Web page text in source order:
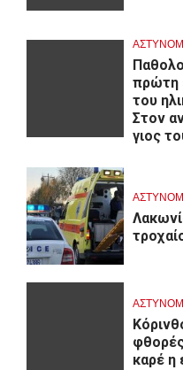
πρώτη
του
Στον
γιος
καρέ